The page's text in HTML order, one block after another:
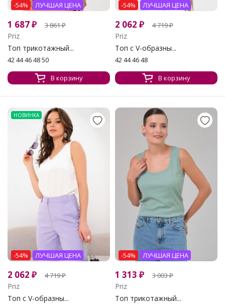
-54% ЛУЧШАЯ ЦЕНА
1 687₽ 3 861₽
Priz
Топ трикотажный...
42 44 46 48 50
В корзину
-54% ЛУЧШАЯ ЦЕНА
2 062 ₽ 4 719₽
Priz
Топ с V-образны...
42 44 46 48
В корзину
НОВИНКА
-54% ЛУЧШАЯ ЦЕНА
2 062 ₽ 4 719₽
Priz
Топ с V-образны...
-54% ЛУЧШАЯ ЦЕНА
1 313 ₽ 3 003₽
Priz
Топ трикотажный...